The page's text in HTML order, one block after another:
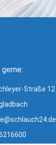
Straße 12